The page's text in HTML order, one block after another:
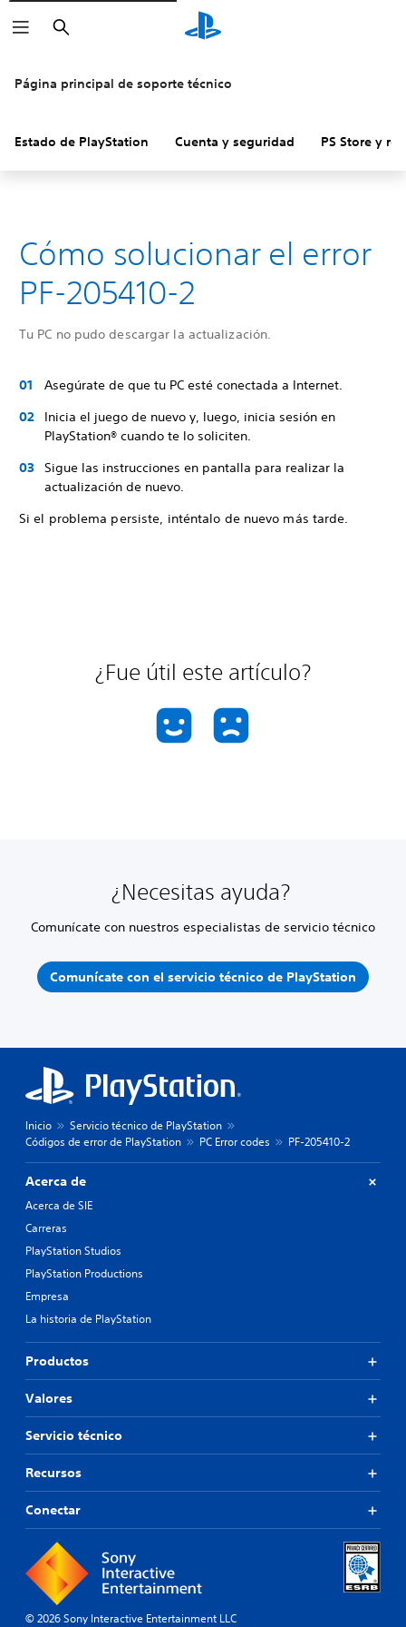
Buscar
Página principal de soporte técnico
Estado de PlayStation Cuenta y seguridad PS Store y
Cómo solucionar el error
PF-205410-2
Tu PC no pudo descargar la actualización.
Asegúrate de que tu PC esté conectada a Internet.
Inicia el juego de nuevo y, luego, inicia sesión en
PlayStation® cuando te lo soliciten.
Sigue las instrucciones en pantalla para realizar la
actualización de nuevo.
Si el problema persiste, inténtalo de nuevo más tarde.
¿Fue útil este artículo?
¿Necesitas ayuda?
Comunícate con nuestros especialistas de servicio técnico
Comunícate con el servicio técnico de PlayStation
Inicio
Servicio técnico de PlayStation
Códigos de error de PlayStation
PC Error codes PF-205410-2
Acerca de
Acerca de SIE
Carreras
PlayStation Studios
PlayStation Productions
Empresa
La historia de PlayStation
Productos
Valores
Servicio técnico
Recursos
Conectar
© 2026 Sony Interactive Entertainment LLC